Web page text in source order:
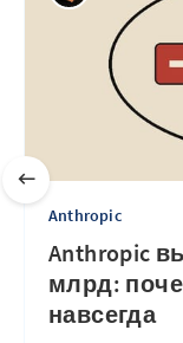
Anthropic
Anthropic
млрд:
навсегда